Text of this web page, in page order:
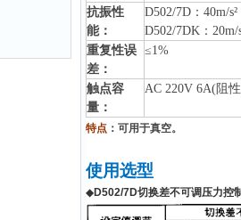
抗振性
能：
D502/7D：40m/s²
D502/7DK：20m/
重复性误
差：
≤1%
触点容
量：
AC 220V 6A(阻
特点 ：可用于真空。
使用选型
◆D502/7D切换差不可调压力控